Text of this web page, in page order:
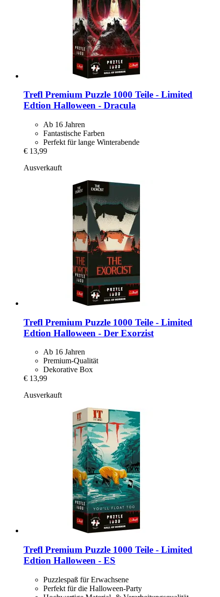
Trefl Premium Puzzle 1000 Teile -​ Limited
Edtion Halloween -​ Dracula
Ab 16 Jahren
Fantastische Farben
Perfekt für lange Winterabende
€ 13,99
Ausverkauft
Trefl Premium Puzzle 1000 Teile -​ Limited
Edtion Halloween -​ Der Exorzist
Ab 16 Jahren
Premium-Qualität
Dekorative Box
€ 13,99
Ausverkauft
Trefl Premium Puzzle 1000 Teile -​ Limited
Edtion Halloween -​ ES
Puzzlespaß für Erwachsene
Perfekt für die Halloween-Party